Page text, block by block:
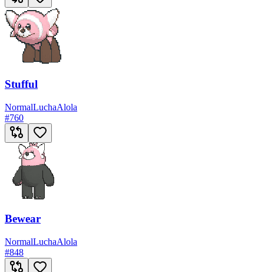
Stufful
NormalLuchaAlola
#760
Bewear
NormalLuchaAlola
#848